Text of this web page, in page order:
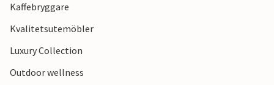
Kaffebryggare
Kvalitetsutemöbler
Luxury Collection
Outdoor wellness